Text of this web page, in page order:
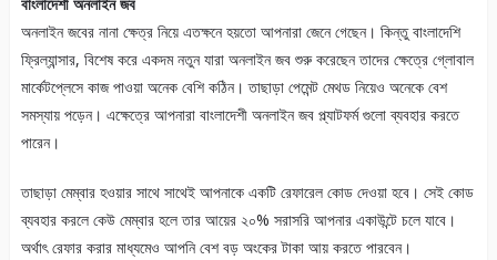
অনলাইন জবের নানা ক্ষেত্র নিয়ে এতক্ষনে হয়তো আপনারা জেনে গেছেন। কিন্তু বাংলাদেশি
ফ্রিল্যান্সার, বিশেষ করে একদম নতুন যারা অনলাইন জব শুরু করেছেন তাদের ক্ষেত্রে গ্লোবাল
মার্কেটপ্লেসে কাজ পাওয়া অনেক বেশি কঠিন। তাছাড়া পেমেন্ট মেথড নিয়েও অনেকে বেশ
সমস্যায় পড়েন। এক্ষেত্রে আপনারা বাংলাদেশী অনলাইন জব প্ল্যাটফর্ম গুলো ব্যবহার করতে
পারেন।
তাছাড়া মেম্বার হওয়ার সাথে সাথেই আপনাকে একটি রেফারেল কোড দেওয়া হবে। সেই কোড
ব্যবহার করলে কেউ মেম্বার হলে তার আয়ের ২০% সরাসরি আপনার একাউন্টে চলে যাবে।
অর্থাৎ রেফার করার মাধ্যমেও আপনি বেশ বড় অংকের টাকা আয় করতে পারবেন।